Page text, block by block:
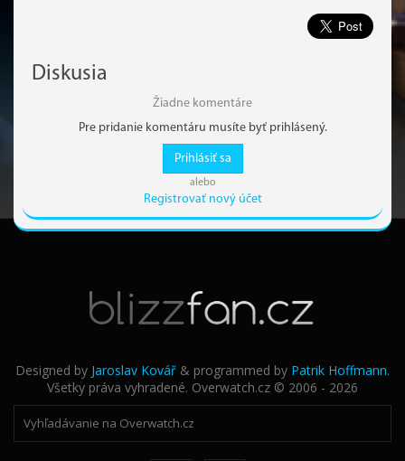
Diskusia
Žiadne komentáre
Pre pridanie komentáru musíte byť prihlásený.
Prihlásiť sa
alebo
Registrovať nový účet
Designed by Jaroslav Kovář & programmed by Patrik Hoffmann.
Všetky práva vyhradené. Overwatch.cz © 2006 - 2026